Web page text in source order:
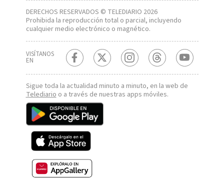
DERECHOS RESERVADOS © TELEDIARIO 2026
Prohibida la reproducción total o parcial, incluyendo
cualquier medio electrónico o magnético.
VISÍTANOS
EN
Sigue toda la actualidad minuto a minuto, en la web de
Telediario o a través de nuestras apps móviles.